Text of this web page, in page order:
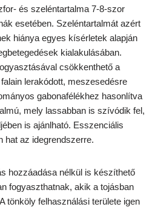
és szeléntartalma 7-8-szor
esetében. Szeléntartalmát azért
hiánya egyes kísérletek alapján
kialakulásában.
csökkenthető a
lerakódott, meszesedésre
gabonafélékhez hasonlítva
mely lassabban is szívódik fel,
is ajánlható. Esszenciális
hat az idegrendszerre.
hozzáadása nélkül is készíthető
fogyaszthatnak, akik a tojásban
tönköly felhasználási területe igen